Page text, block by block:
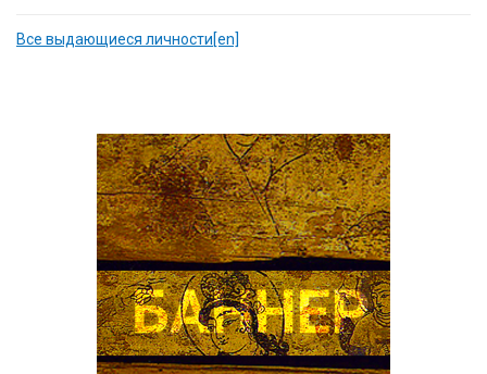
Все выдающиеся личности[en]